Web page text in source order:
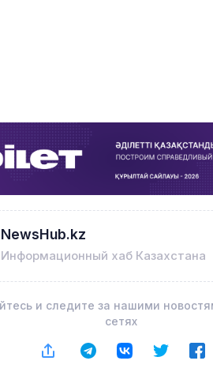
NewsHub.kz
Информационный хаб Казахстана
и следите за нашими
сетях